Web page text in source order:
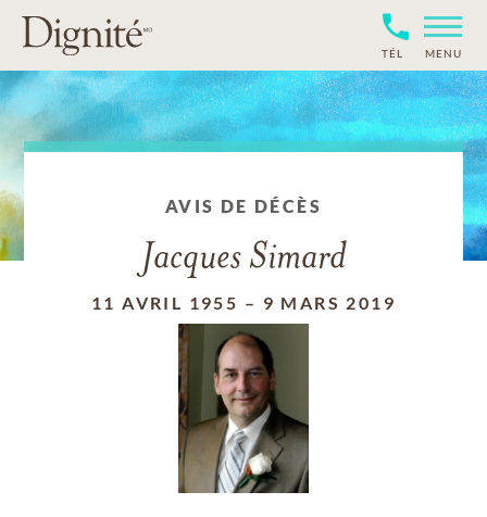
TÉL MENU
AVIS DE DÉCÈS
Jacques Simard
11 AVRIL 1955 – 9 MARS 2019